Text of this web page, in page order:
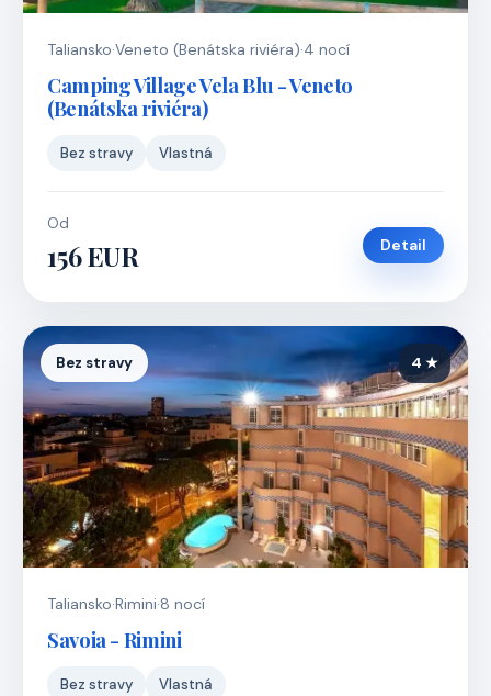
Taliansko·Veneto (Benátska riviéra)·4 nocí
Camping Village Vela Blu - Veneto
(Benátska riviéra)
Bez stravy Vlastná
Od
156 EUR Detail
Bez stravy 4 ★
Taliansko·Rimini·8 nocí
Savoia - Rimini
Bez stravy Vlastná